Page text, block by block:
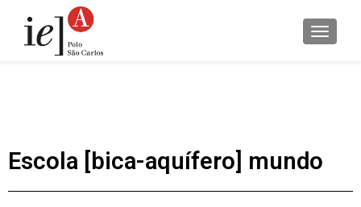
Escola [bica-aquífero] mundo